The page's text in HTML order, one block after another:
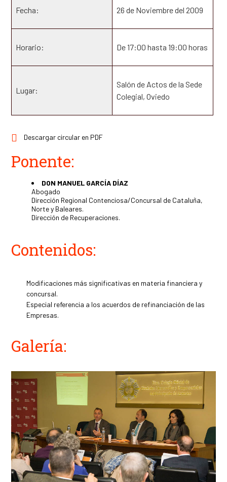
Fecha: 26 de Noviembre del 2009
Horario: De 17:00 hasta 19:00 horas
Lugar:
Salón de Actos de la Sede
Colegial, Oviedo
Descargar circular en PDF
Ponente:
DON MANUEL GARCÍA DÍAZ
Abogado
Dirección Regional Contenciosa/Concursal de Cataluña,
Norte y Baleares.
Dirección de Recuperaciones.
Contenidos:
Modificaciones más significativas en materia financiera y
concursal.
Especial referencia a los acuerdos de refinanciación de las
Empresas.
Galería: